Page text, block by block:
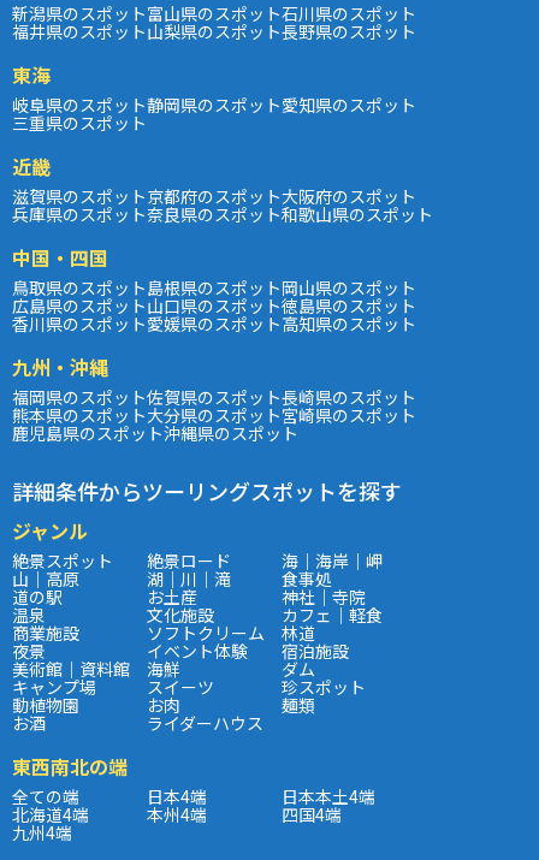
新潟県のスポット富山県のスポット石川県のスポット
福井県のスポット山梨県のスポット長野県のスポット
東海
岐阜県のスポット静岡県のスポット愛知県のスポット
三重県のスポット
近畿
滋賀県のスポット京都府のスポット大阪府のスポット
兵庫県のスポット奈良県のスポット和歌山県のスポット
中国・四国
鳥取県のスポット島根県のスポット岡山県のスポット
広島県のスポット山口県のスポット徳島県のスポット
香川県のスポット愛媛県のスポット高知県のスポット
九州・沖縄
福岡県のスポット佐賀県のスポット長崎県のスポット
熊本県のスポット大分県のスポット宮崎県のスポット
鹿児島県のスポット沖縄県のスポット
詳細条件からツーリングスポットを探す
ジャンル
絶景スポット 絶景ロード 海｜海岸｜岬
山｜高原 湖｜川｜滝 食事処
道の駅 お土産 神社｜寺院
温泉 文化施設 カフェ｜軽食
商業施設 ソフトクリーム 林道
夜景 イベント体験 宿泊施設
美術館｜資料館 海鮮 ダム
キャンプ場 スイーツ 珍スポット
動植物園 お肉 麺類
お酒 ライダーハウス
東西南北の端
全ての端 日本4端 日本本土4端
北海道4端 本州4端 四国4端
九州4端